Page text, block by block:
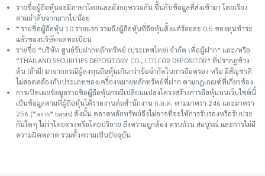
รายชื่อผู้ถือหุ้นจะมีภาษาไทยและอังกฤษรวมกัน ขึ้นกับข้อมูลที่ส่งเข้ามา โดยเรียง
ตามลำดับจากมากไปน้อย
* รายชื่อผู้ถือหุ้น 10 รายแรก รวมถึงผู้ถือหุ้นที่ถือหุ้นตั้งแต่ร้อยละ 0.5 ของทุนชําระ
แล้วของบริษัทจดทะเบียน
รายชื่อ “บริษัท ศูนย์รับฝากหลักทรัพย์ (ประเทศไทย) จำกัด เพื่อผู้ฝาก” และ/หรือ
“THAILAND SECURITIES DEPOSITORY CO., LTD FOR DEPOSITOR” ที่ปรากฏข้าง
ต้น (ถ้ามี) มาจากกรณีผู้ลงทุนถือหุ้นเกินกว่าข้อจำกัดในการถือครอง หรือ มีสัญชาติ
ไม่สอดคล้องกับประเภทของเครื่องหมายหลักทรัพย์ที่ฝาก ตามกฎเกณฑ์ที่เกี่ยวข้อง
การเปิดเผยข้อมูลรายชื่อผู้ถือหุ้นกรณีเปลี่ยนแปลงโครงสร้างการถือหุ้นบนเว็บไซต์นี้
เป็นข้อมูลตามที่ผู้ถือหุ้นได้รายงานต่อสำนักงาน ก.ล.ต. ตามมาตรา 246 และมาตรา
256 (“as is” basis) ดังนั้น ตลาดหลักทรัพย์จึงไม่อาจที่จะให้การรับรองหรือรับประ
กันใดๆ ไม่ว่าโดยตรงหรือโดยปริยาย ถึงความถูกต้อง ครบถ้วน สมบูรณ์ และการไม่มี
ความผิดพลาด รวมทั้งความเป็นปัจจุบัน